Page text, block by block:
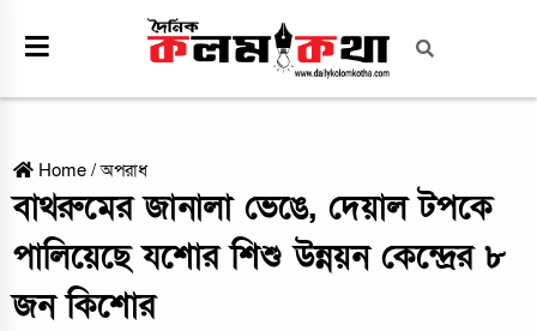
Home /অপরাধ
বাথরুমের জানালা ভেঙে, দেয়াল টপকে
পালিয়েছে যশোর শিশু উন্নয়ন কেন্দ্রের ৮
জন কিশোর